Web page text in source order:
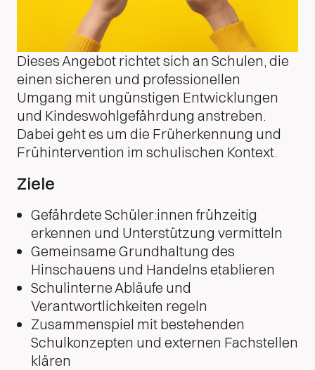
Dieses Angebot richtet sich an Schulen, die
einen sicheren und professionellen
Umgang mit ungünstigen Entwicklungen
und Kindeswohlgefährdung anstreben.
Dabei geht es um die Früherkennung und
Frühintervention im schulischen Kontext.
Ziele
Gefährdete Schüler:innen frühzeitig
erkennen und Unterstützung vermitteln
Gemeinsame Grundhaltung des
Hinschauens und Handelns etablieren
Schulinterne Abläufe und
Verantwortlichkeiten regeln
Zusammenspiel mit bestehenden
Schulkonzepten und externen Fachstellen
klären